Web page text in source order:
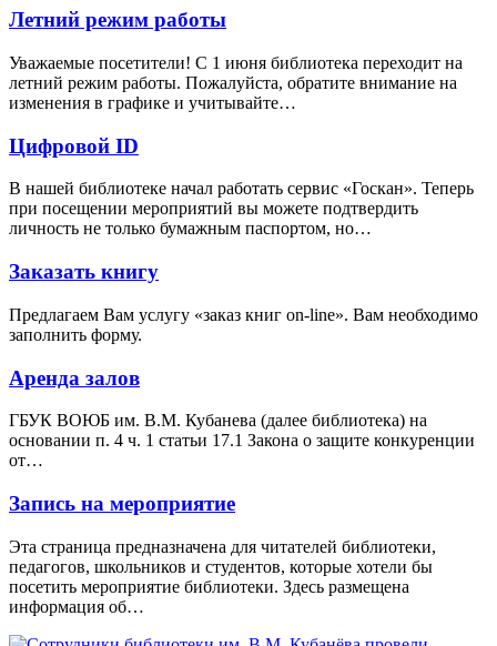
Летний режим работы
Уважаемые посетители! С 1 июня библиотека переходит на
летний режим работы. Пожалуйста, обратите внимание на
изменения в графике и учитывайте…
Цифровой ID
В нашей библиотеке начал работать сервис «Госкан». Теперь
при посещении мероприятий вы можете подтвердить
личность не только бумажным паспортом, но…
Заказать книгу
Предлагаем Вам услугу «заказ книг on-line». Вам необходимо
заполнить форму.
Аренда залов
ГБУК ВОЮБ им. В.М. Кубанева (далее библиотека) на
основании п. 4 ч. 1 статьи 17.1 Закона о защите конкуренции
от…
Запись на мероприятие
Эта страница предназначена для читателей библиотеки,
педагогов, школьников и студентов, которые хотели бы
посетить мероприятие библиотеки. Здесь размещена
информация об…